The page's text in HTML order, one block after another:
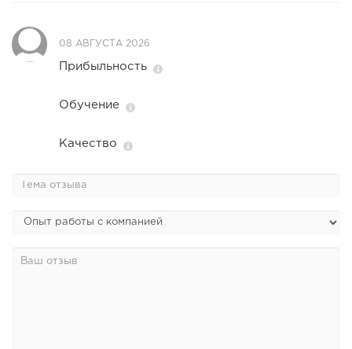
08 АВГУСТА 2026
Прибыльность
Обучение
Качество